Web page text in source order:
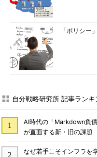
「ポリシー
自分戦略研究所 記事ランキ
AI時代の「Markdown負
が直面する新・旧の課題
なぜ若手こそインフラを